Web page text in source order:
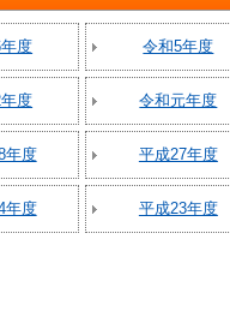
度 令和5年度
度 令和元年度
年度 平成27年度
年度 平成23年度